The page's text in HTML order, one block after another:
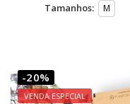
Tamanhos: M
-20%
VENDA ESPECIAL